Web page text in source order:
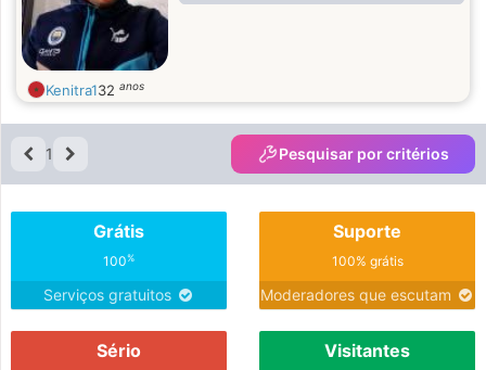
Kenitra132 anos
1 Pesquisar por critérios
Grátis
100%
Serviços gratuitos
Suporte
100% grátis
Moderadores que escutam
Sério Visitantes